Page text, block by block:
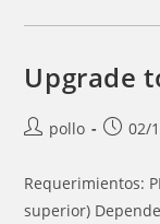
Upgrade
Autor
la
entrada:
pollo
Entrada
02/
Requerimientos:
superior)